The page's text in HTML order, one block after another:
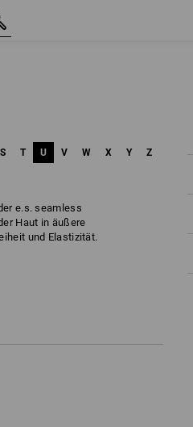
S T U V W X Y Z
e.s. seamless
Haut in äußere
und Elastizität.